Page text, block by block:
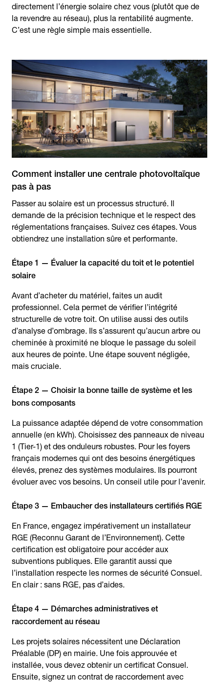
directement l’énergie solaire chez vous (plutôt que de
la revendre au réseau), plus la rentabilité augmente.
C’est une règle simple mais essentielle.
Comment installer une centrale photovoltaïque
pas à pas
Passer au solaire est un processus structuré. Il
demande de la précision technique et le respect des
réglementations françaises. Suivez ces étapes. Vous
obtiendrez une installation sûre et performante.
Étape 1 — Évaluer la capacité du toit et le potentiel
solaire
Avant d’acheter du matériel, faites un audit
professionnel. Cela permet de vérifier l’intégrité
structurelle de votre toit. On utilise aussi des outils
d’analyse d’ombrage. Ils s’assurent qu’aucun arbre ou
cheminée à proximité ne bloque le passage du soleil
aux heures de pointe. Une étape souvent négligée,
mais cruciale.
Étape 2 — Choisir la bonne taille de système et les
bons composants
La puissance adaptée dépend de votre consommation
annuelle (en kWh). Choisissez des panneaux de niveau
1 (Tier-1) et des onduleurs robustes. Pour les foyers
français modernes qui ont des besoins énergétiques
élevés, prenez des systèmes modulaires. Ils pourront
évoluer avec vos besoins. Un conseil utile pour l’avenir.
Étape 3 — Embaucher des installateurs certifiés RGE
En France, engagez impérativement un installateur
RGE (Reconnu Garant de l’Environnement). Cette
certification est obligatoire pour accéder aux
subventions publiques. Elle garantit aussi que
l’installation respecte les normes de sécurité Consuel.
En clair : sans RGE, pas d’aides.
Étape 4 — Démarches administratives et
raccordement au réseau
Les projets solaires nécessitent une Déclaration
Préalable (DP) en mairie. Une fois approuvée et
installée, vous devez obtenir un certificat Consuel.
Ensuite, signez un contrat de raccordement avec